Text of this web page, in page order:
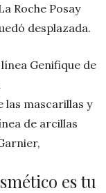
Roche Posay
desplazada.
Genifique de
las mascarillas y
de arcillas
es tu